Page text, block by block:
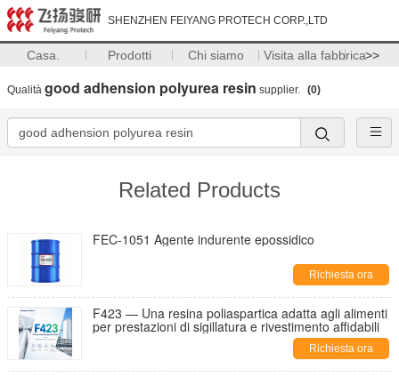
SHENZHEN FEIYANG PROTECH CORP.,LTD
Casa. Prodotti Chi siamo Visita alla fabbrica>>
Qualità good adhension polyurea resin supplier. (0)
Related Products
FEC-1051 Agente indurente epossidico
Richiesta ora
F423 — Una resina poliaspartica adatta agli alimenti
per prestazioni di sigillatura e rivestimento affidabili
Richiesta ora